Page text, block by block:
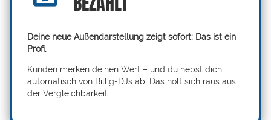
Deine neue Außendarstellung zeigt sofort: Das ist ein
Profi.
Kunden merken deinen Wert – und du hebst dich
automatisch von Billig-DJs ab. Das holt sich raus aus
der Vergleichbarkeit.